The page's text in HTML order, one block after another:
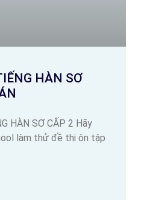
HÀN SƠ
HÀN SƠ CẤP 2 Hãy
làm thử đề thi ôn tập